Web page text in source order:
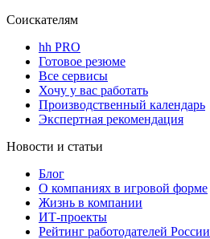
Соискателям
hh PRO
Готовое резюме
Все сервисы
Хочу у вас работать
Производственный календарь
Экспертная рекомендация
Новости и статьи
Блог
О компаниях в игровой форме
Жизнь в компании
ИТ-проекты
Рейтинг работодателей России